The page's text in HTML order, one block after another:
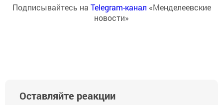
Подписывайтесь на Telegram-канал «Менделеевские
новости»
Оставляйте реакции